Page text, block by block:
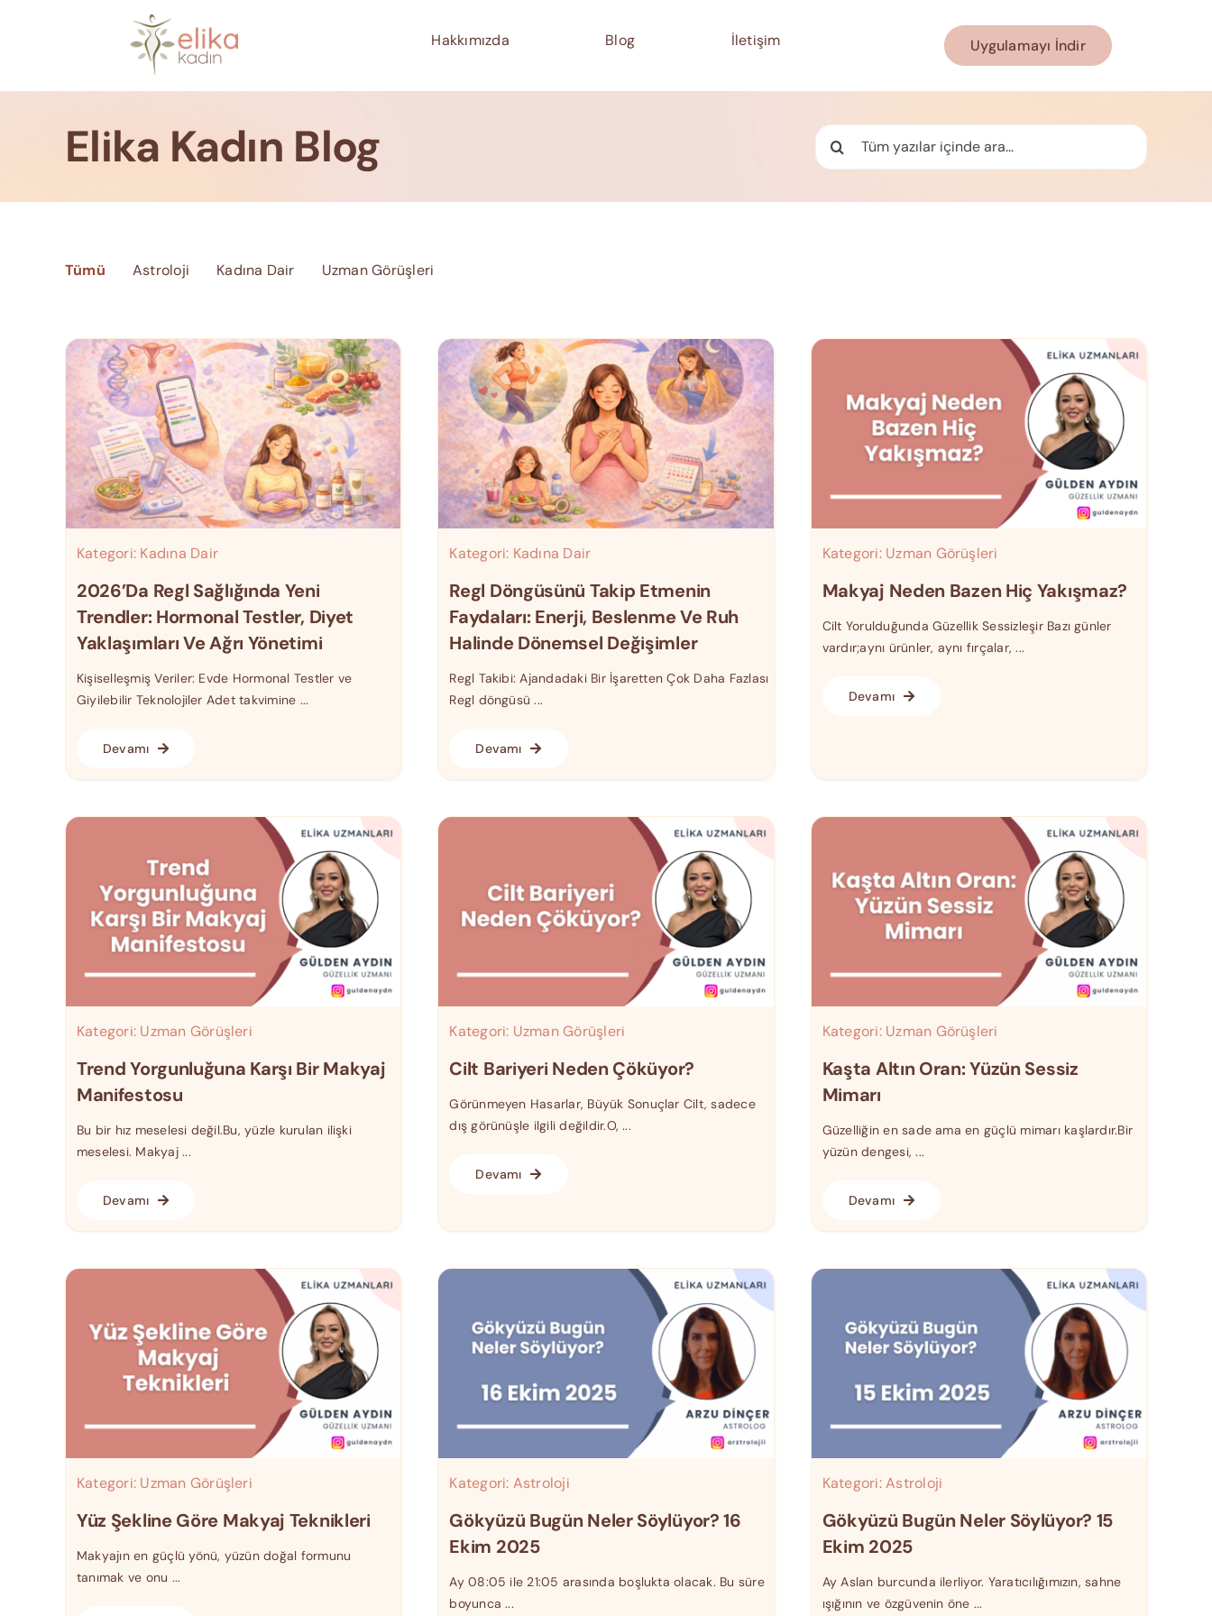
Hakkımızda Blog İletişim Uygulamayı İndir
Elika Kadın Blog Ara:
Tümü Astroloji Kadına Dair Uzman Görüşleri
Kategori: Kadına Dair
2026’da Regl Sağlığında Yeni
Trendler: Hormonal Testler, Diyet
Yaklaşımları Ve Ağrı Yönetimi
Kişiselleşmiş Veriler: Evde Hormonal Testler ve
Giyilebilir Teknolojiler Adet takvimine ...
Devamı
Kategori: Kadına Dair
Regl Döngüsünü Takip Etmenin
Faydaları: Enerji, Beslenme Ve Ruh
Halinde Dönemsel Değişimler
Regl Takibi: Ajandadaki Bir İşaretten Çok Daha Fazlası
Regl döngüsü ...
Devamı
Kategori: Uzman Görüşleri
Makyaj Neden Bazen Hiç Yakışmaz?
Cilt Yorulduğunda Güzellik Sessizleşir Bazı günler
vardır;aynı ürünler, aynı fırçalar, ...
Devamı
Kategori: Uzman Görüşleri
Trend Yorgunluğuna Karşı Bir Makyaj
Manifestosu
Bu bir hız meselesi değil.Bu, yüzle kurulan ilişki
meselesi. Makyaj ...
Devamı
Kategori: Uzman Görüşleri
Cilt Bariyeri Neden Çöküyor?
Görünmeyen Hasarlar, Büyük Sonuçlar Cilt, sadece
dış görünüşle ilgili değildir.O, ...
Devamı
Kategori: Uzman Görüşleri
Kaşta Altın Oran: Yüzün Sessiz
Mimarı
Güzelliğin en sade ama en güçlü mimarı kaşlardır.Bir
yüzün dengesi, ...
Devamı
Kategori: Uzman Görüşleri
Yüz Şekline Göre Makyaj Teknikleri
Makyajın en güçlü yönü, yüzün doğal formunu
tanımak ve onu ...
Kategori: Astroloji
Gökyüzü Bugün Neler Söylüyor? 16
Ekim 2025
Ay 08:05 ile 21:05 arasında boşlukta olacak. Bu süre
boyunca ...
Kategori:Astroloji
Gökyüzü Bugün Neler Söylüyor? 15
Ekim 2025
Ay Aslan burcunda ilerliyor. Yaratıcılığımızın, sahne
ışığının ve özgüvenin öne ...